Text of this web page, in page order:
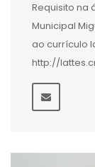
Requisito na
Municipal
ao currículo
http://